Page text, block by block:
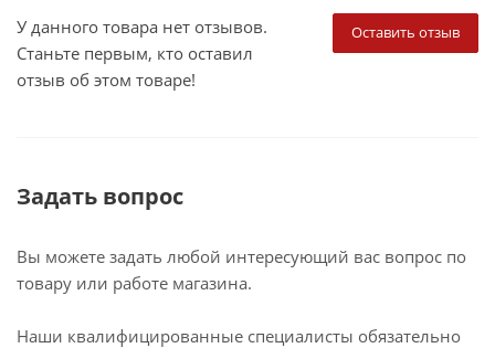
Оставить отзыв
У данного товара нет отзывов.
Станьте первым, кто оставил
отзыв об этом товаре!
Задать вопрос
Вы можете задать любой интересующий вас вопрос по
товару или работе магазина.
Наши квалифицированные специалисты обязательно